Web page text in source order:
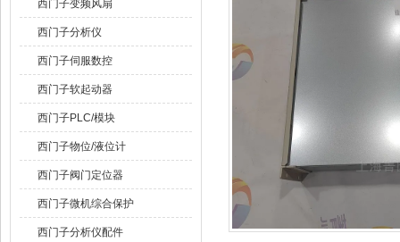
西门子变频风扇
西门子分析仪
西门子伺服数控
西门子软起动器
西门子PLC/模块
西门子物位/液位计
西门子阀门定位器
西门子微机综合保护
西门子分析仪配件